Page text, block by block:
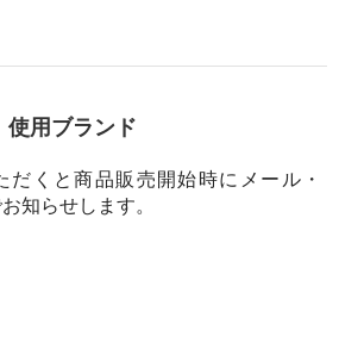
使用ブランド
だくと商品販売開始時にメール・
知らせします。